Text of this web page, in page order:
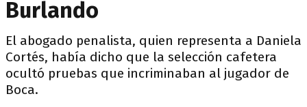
Burlando
El abogado penalista, quien representa a Daniela
Cortés, había dicho que la selección cafetera
ocultó pruebas que incriminaban al jugador de
Boca.